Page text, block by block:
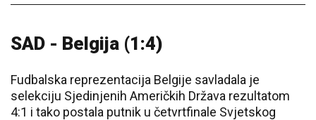
SAD - Belgija (1:4)
Fudbalska reprezentacija Belgije savladala je
selekciju Sjedinjenih Američkih Država rezultatom
4:1 i tako postala putnik u četvrtfinale Svjetskog